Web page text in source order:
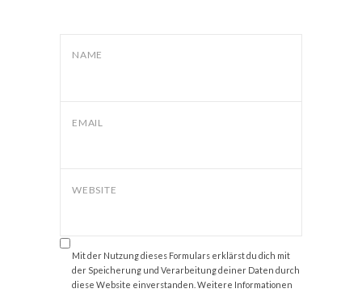
NAME
EMAIL
WEBSITE
Mit der Nutzung dieses Formulars erklärst du dich mit
der Speicherung und Verarbeitung deiner Daten durch
diese Website einverstanden. Weitere Informationen